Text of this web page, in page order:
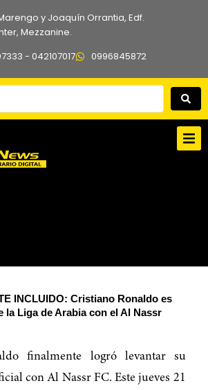
y Joaquín Orrantia, Edf.
Mezzanine.
- 042107017
0996845872
INCLUIDO: Cristiano Ronaldo es
la Liga de Arabia con el Al Nassr
finalmente logró levantar su
con Al Nassr FC. Este jueves 21